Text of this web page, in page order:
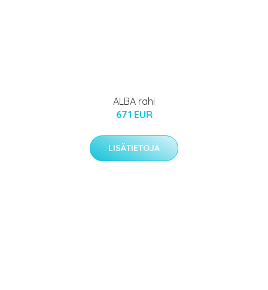
ALBA rahi
671 EUR
LISÄTIETOJA